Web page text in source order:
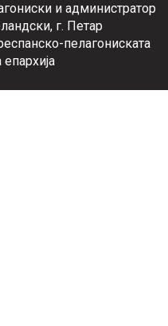
и администратор
г. Петар
пелагониската